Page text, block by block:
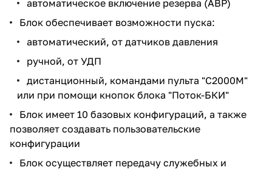
автоматическое включение резерва (АВР)
Блок обеспечивает возможности пуска:
автоматический, от датчиков давления
ручной, от УДП
дистанционный, командами пульта "С2000М"
или при помощи кнопок блока "Поток-БКИ"
Блок имеет 10 базовых конфигураций, а также
позволяет создавать пользовательские
конфигурации
Блок осуществляет передачу служебных и